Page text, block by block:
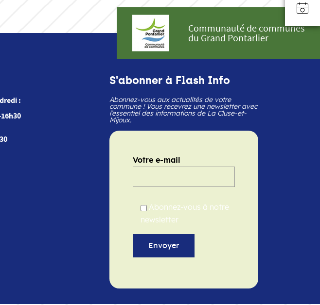
Communauté de communes
du Grand Pontarlier
:
S'abonner à Flash Info
Abonnez-vous aux actualités de votre
commune ! Vous recevrez une newsletter avec
l’essentiel des informations de La Cluse-et-
Mijoux.
Votre e-mail
Abonnez-vous à notre
newsletter